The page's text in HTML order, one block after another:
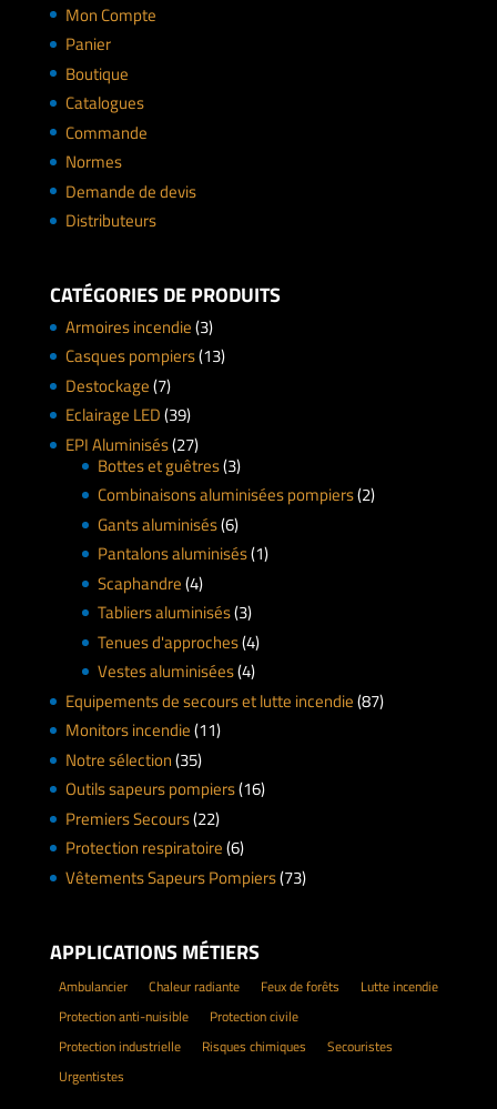
Mon Compte
Panier
Boutique
Catalogues
Commande
Normes
Demande de devis
Distributeurs
CATÉGORIES DE PRODUITS
Armoires incendie(3)
Casques pompiers(13)
Destockage(7)
Eclairage LED(39)
EPI Aluminisés(27)
Bottes et guêtres(3)
Combinaisons aluminisées pompiers(2)
Gants aluminisés(6)
Pantalons aluminisés(1)
Scaphandre(4)
Tabliers aluminisés(3)
Tenues d'approches(4)
Vestes aluminisées(4)
Equipements de secours et lutte incendie(87)
Monitors incendie(11)
Notre sélection(35)
Outils sapeurs pompiers(16)
Premiers Secours(22)
Protection respiratoire(6)
Vêtements Sapeurs Pompiers(73)
APPLICATIONS MÉTIERS
Ambulancier Chaleur radiante Feux de forêts
Lutte incendie
Protection anti-nuisible
Protection civile
Protection industrielle
Risques chimiques
Secouristes
Urgentistes